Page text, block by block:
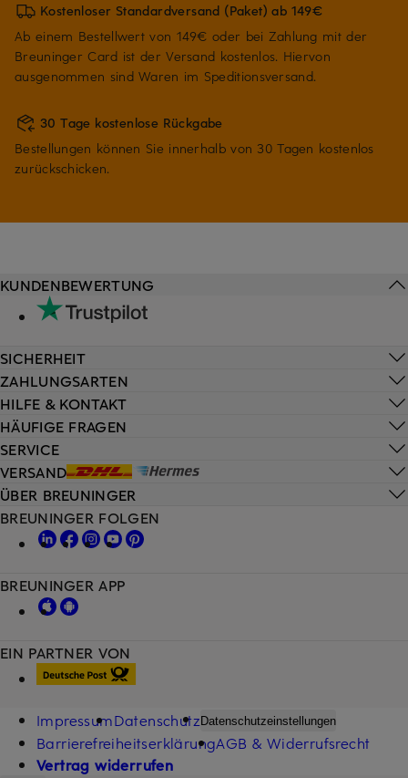
Kostenloser Standardversand (Paket) ab 149€
Ab einem Bestellwert von 149€ oder bei Zahlung mit der
Breuninger Card ist der Versand kostenlos. Hiervon
ausgenommen sind Waren im Speditionsversand.
30 Tage kostenlose Rückgabe
Bestellungen können Sie innerhalb von 30 Tagen kostenlos
zurückschicken.
HILFE & KONTAKT
HÄUFIGE FRAGEN
SERVICE
VERSAND
KUNDENBEWERTUNG
SICHERHEIT
ZAHLUNGSARTEN
ÜBER BREUNINGER
EIN PARTNER VON
BREUNINGER FOLGEN
BREUNINGER APP
ImpressumDatenschutzDatenschutzeinstellungen
BarrierefreiheitserklärungAGB & Widerrufsrecht
Vertrag widerrufen